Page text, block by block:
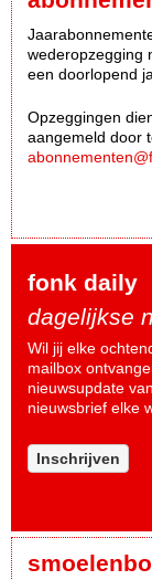
wederopzegging
een doorlopend
Opzeggingen
aangemeld door
fonk daily
dagelijkse
Wil jij elke
mailbox
nieuwsupdate
nieuwsbrief elke
Inschrijven